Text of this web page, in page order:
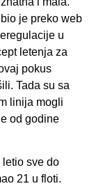
je preko web
u
letenja za
pokus
Tada su sa
linija mogli
od godine
letio sve do
21 u floti.